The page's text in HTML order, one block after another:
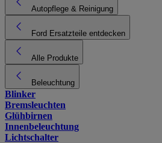
Autopflege & Reinigung
Ford Ersatzteile entdecken
Alle Produkte
Beleuchtung
Blinker
Bremsleuchten
Glühbirnen
Innenbeleuchtung
Lichtschalter